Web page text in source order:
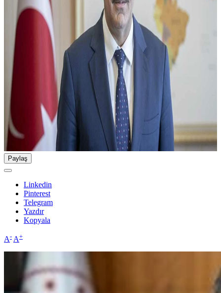
Paylaş
Linkedin
Pinterest
Telegram
Yazdır
Kopyala
A- A+